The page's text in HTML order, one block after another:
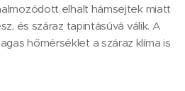
elhalt hámsejtek miatt
és száraz tapintásúvá válik. A
hőmérséklet a száraz klíma is